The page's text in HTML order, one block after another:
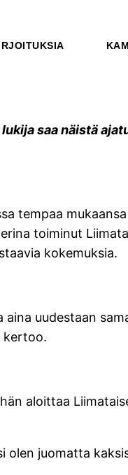
saa näistä
tempaa
toiminut
kokemuksia.
uudestaan
kertoo.
aloittaa
juomatta